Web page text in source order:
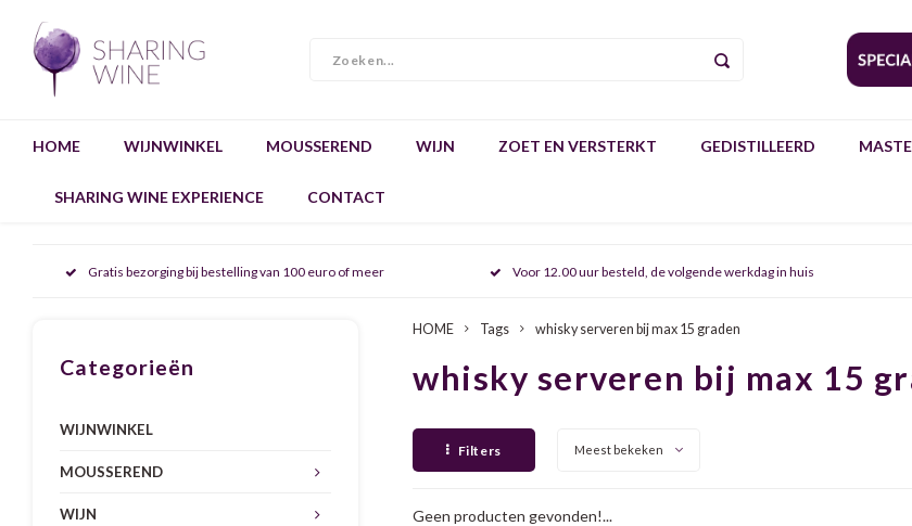
HOME WIJNWINKEL MOUSSEREND WIJN ZOET EN VERSTERKT GEDISTILLEERD
SHARING WINE EXPERIENCE CONTACT
Gratis bezorging bij bestelling van 100 euro of meer Voor 12.00 uur besteld, de volgende werkdag in huis
Categorieën
WIJNWINKEL
MOUSSEREND
WIJN
HOME Tags whisky serveren bij max 15 graden
whisky serveren bij max 15
Filters Meest bekeken
Geen producten gevonden!...